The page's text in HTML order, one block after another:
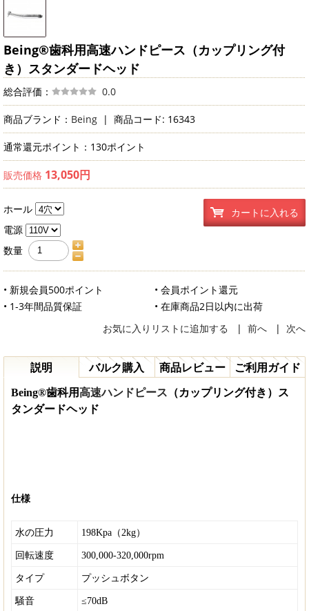
Being®歯科用高速ハンドピース（カップリング付
き）スタンダードヘッド
総合評価： 0.0
商品ブランド： Being | 商品コード: 16343
通常還元ポイント：130ポイント
販売価格 13,050円
ホール
電源
数量
カートに入れる
• 新規会員500ポイント
• 会員ポイント還元
• 1-3年間品質保証
• 在庫商品2日以内に出荷
お気に入りリストに追加する
| 前へ | 次へ
説明 バルク購入 商品レビュー ご利用ガイド
Being®歯科用高速ハンドピース （カップリング付き）
ス
タンダードヘッド
仕様
水の圧力 198Kpa（2kg）
回転速度 300,000-320,000rpm
タイプ プッシュボタン
騒音 ≤70dB